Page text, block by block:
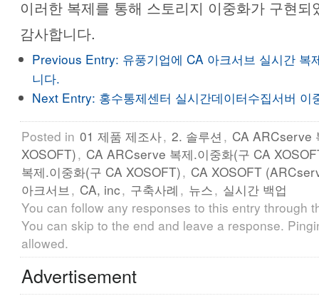
이러한 복제를 통해 스토리지 이중화가 구현되
감사합니다.
Previous Entry: 유풍기업에 CA 아크서브 실시간 복
니다.
Next Entry: 홍수통제센터 실시간데이터수집서버
Posted in 01 제품 제조사, 2. 솔루션 , CA ARCserve
XOSOFT), CA ARCserve 복제.이중화(구 CA
복제.이중화(구 CA XOSOFT), CA XOSOFT
아크서브 , CA, inc, 구축사례 , 뉴스, 실시간 백업
You can follow any responses to this entry through
You can skip to the end and leave a response.
allowed.
Advertisement